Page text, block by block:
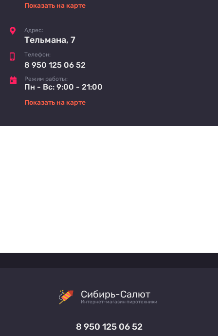
Показать на карте
Адрес:
Тельмана, 7
Телефон:
8 950 125 06 52
Режим работы:
Пн - Вс: 9:00 - 21:00
Показать на карте
Сибирь-Салют
Интернет-магазин пиротехники
8 950 125 06 52